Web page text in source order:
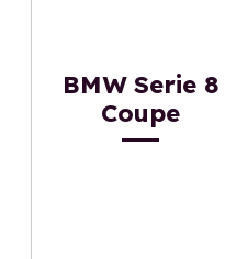
BMW Serie 8
Coupe